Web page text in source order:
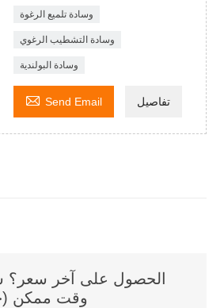
وسادة تلميع الرغوة
وسادة التشطيب الرغوي
وسادة البولندية
 Send Email تفاصيل
الحصول على آخر سعر؟
وقت ممكن (خلال